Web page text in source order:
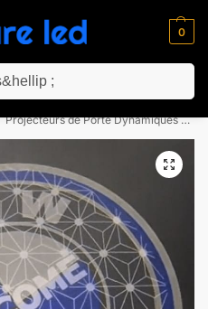
0
clients avec le code “NC10”
Projecteurs de Porte Dynamiques BMW